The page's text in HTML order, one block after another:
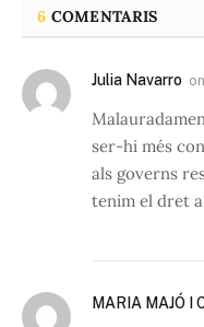
6 COMENTARIS
Julia Navarro on
ser-hi més
als governs
tenim el dret
MARIA MAJÓ I